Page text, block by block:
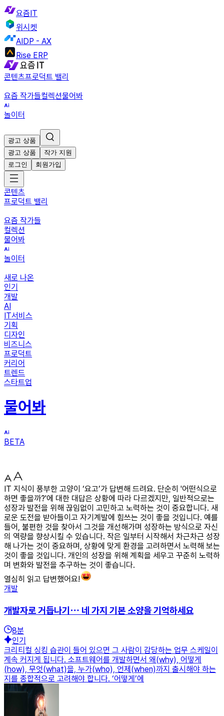
요즘IT
위시켓
AIDP - AX
Rise ERP
콘텐츠프로덕트 밸리
요즘 작가들컬렉션물어봐
놀이터
광고 상품
광고 상품
작가 지원
로그인
회원가입
콘텐츠
프로덕트 밸리
요즘 작가들
컬렉션
물어봐
놀이터
새로 나온
인기
개발
AI
IT서비스
기획
디자인
비즈니스
프로덕트
커리어
트렌드
스타트업
물어봐
BETA
IT 지식이 풍부한 고양이 ‘요고’가 답변해 드려요. 단순히 '어떤식으로
하면 좋을까?'에 대한 대답은 상황에 따라 다르겠지만, 일반적으로는
성장과 발전을 위해 끊임없이 고민하고 노력하는 것이 중요합니다. 새
로운 도전을 받아들이고 자기계발에 힘쓰는 것이 좋을 것입니다. 예를
들어, 불편한 것을 찾아서 그것을 개선해가며 성장하는 방식으로 자신
의 역량을 향상시킬 수 있습니다. 작은 일부터 시작해서 차근차근 성장
해 나가는 것이 중요하며, 상황에 맞게 환경을 고려하면서 노력해 보는
것이 좋을 것입니다. 개인의 성장을 위해 계획을 세우고 꾸준히 노력하
며 변화와 발전을 추구하는 것이 좋습니다.
열심히 읽고 답변했어요!
개발
개발자로 거듭나기⋯ 네 가지 기본 소양을 기억하세요
8분
인기
크리티컬 싱킹 습관이 들어 있으면 그 사람이 감당하는 업무 스케일이
계속 커지게 됩니다. 소프트웨어를 개발하면서 왜(why), 어떻게
(how), 무엇(what)을, 누가(who), 언제(when)까지 출시해야 하는
지를 종합적으로 고려해야 합니다. ‘어떻게’에